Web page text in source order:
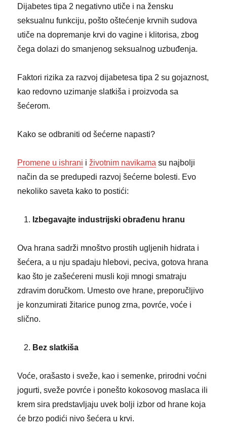
Dijabetes tipa 2 negativno utiče i na žensku
seksualnu funkciju, pošto oštećenje krvnih sudova
utiče na dopremanje krvi do vagine i klitorisa, zbog
čega dolazi do smanjenog seksualnog uzbuđenja.
Faktori rizika za razvoj dijabetesa tipa 2 su gojaznost,
kao redovno uzimanje slatkiša i proizvoda sa
šećerom.
Kako se odbraniti od šećerne napasti?
Promene u ishrani i životnim navikama su najbolji
način da se predupedi razvoj šećerne bolesti. Evo
nekoliko saveta kako to postići:
Izbegavajte industrijski obrađenu hranu
Ova hrana sadrži mnoštvo prostih ugljenih hidrata i
šećera, a u nju spadaju hlebovi, peciva, gotova hrana
kao što je zašećereni musli koji mnogi smatraju
zdravim doručkom. Umesto ove hrane, preporučljivo
je konzumirati žitarice punog zrna, povrće, voće i
slično.
Bez slatkiša
Voće, orašasto i sveže, kao i semenke, prirodni voćni
jogurti, sveže povrće i ponešto kokosovog maslaca ili
krem sira predstavljaju uvek bolji izbor od hrane koja
će brzo podići nivo šećera u krvi.